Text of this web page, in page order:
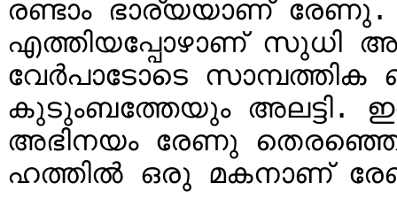
രണ്ടാം ഭാര്യയാണ്
എത്തിയപ്പോഴാണ് സുധി
വേർപാടോടെ സാമ്പത്തിക
കുടുംബത്തേയും അലട്ടി.
അഭിനയം രേണു
ഹത്തിൽ ഒരു മകനാണ്